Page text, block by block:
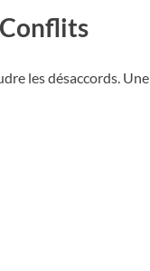
les désaccords.